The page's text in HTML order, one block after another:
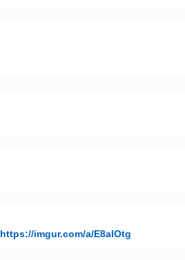
https://imgur.com/a/E8alOtg